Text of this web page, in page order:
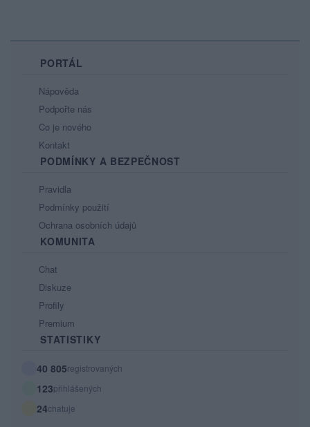
PORTÁL
Nápověda
Podpořte nás
Co je nového
Kontakt
PODMÍNKY A BEZPEČNOST
Pravidla
Podmínky použití
Ochrana osobních údajů
KOMUNITA
Chat
Diskuze
Profily
Premium
STATISTIKY
40 805registrovaných
123přihlášených
24chatuje